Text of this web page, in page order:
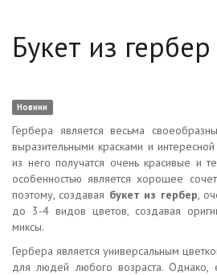
Букет из гербер
Новини
Гербера является весьма
выразительными красками и
из него получатся очень красивые и
особенностью является хорошее
поэтому, создавая букет из гербер,
до 3-4 видов цветов, создавая
миксы.
Гербера является универсальным
для людей любого возраста. Однако,